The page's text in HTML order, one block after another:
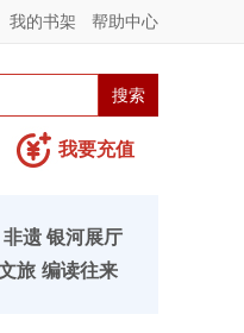
我的书架 帮助中心
我要充值
非遗 银河展厅
旅 编读往来